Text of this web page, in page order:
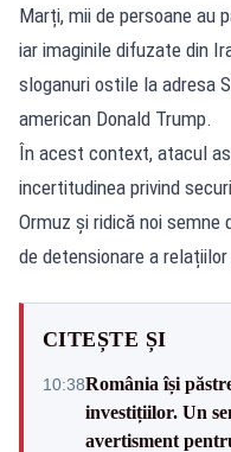
Marți, mii de persoane au
iar imaginile difuzate din
sloganuri ostile la adresa
american Donald Trump.
În acest context, atacul
incertitudinea privind
Ormuz și ridică noi semne
de detensionare a
CITEȘTE ȘI
10:38România își
investițiilor. Un
avertisment